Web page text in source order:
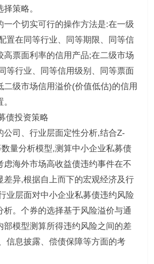
策略。
一个切实可行的操作方法是:在一级
置在同等行业、同等期限、同等信
高票面利率的信用产品;在二级市场
等行业、同等信用级别、同等票面
二级市场信用溢价(价值低估)的信用
债投资策略
公司、行业层面定性分析,结合Z-
量分析模型,测算中小企业私募债
虑海外市场高收益债违约事件在不
差异,根据自上而下的宏观经济及行
业层面对中小企业私募债违约风险
析。个券的选择基于风险溢价与通
部模型测算所得违约风险之间的差
信息披露、偿债保障等方面的考